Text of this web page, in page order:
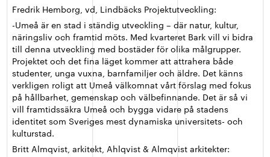
Fredrik Hemborg, vd, Lindbäcks Projektutveckling:
-Umeå är en stad i ständig utveckling – där natur, kultur,
näringsliv och framtid möts. Med kvarteret Bark vill vi bidra
till denna utveckling med bostäder för olika målgrupper.
Projektet och det fina läget kommer att attrahera både
studenter, unga vuxna, barnfamiljer och äldre. Det känns
verkligen roligt att Umeå välkomnat vårt förslag med fokus
på hållbarhet, gemenskap och välbefinnande. Det är så vi
vill framtidssäkra Umeå och bygga vidare på stadens
identitet som Sveriges mest dynamiska universitets- och
kulturstad.
Britt Almqvist, arkitekt, Ahlqvist & Almqvist arkitekter: